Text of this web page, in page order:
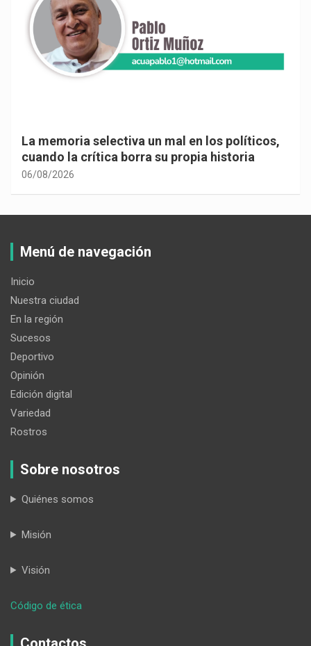
La memoria selectiva un mal en los políticos,
cuando la crítica borra su propia historia
06/08/2026
Menú de navegación
Inicio
Nuestra ciudad
En la región
Sucesos
Deportivo
Opinión
Edición digital
Variedad
Rostros
Sobre nosotros
Quiénes somos
Misión
Visión
Código de ética